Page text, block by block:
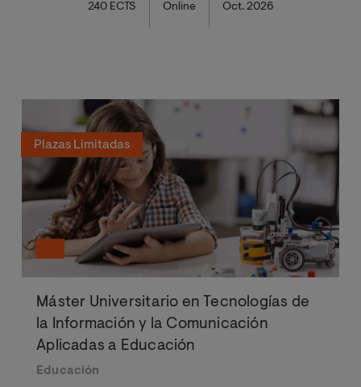
240 ECTS Online Oct. 2026
Plazas Limitadas
Máster Universitario en Tecnologías de
la Información y la Comunicación
Aplicadas a Educación
Educación